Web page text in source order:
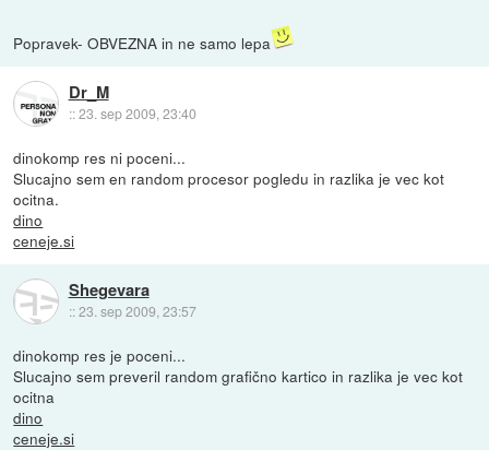
Popravek- OBVEZNA in ne samo lepa
Dr_M
::23. sep 2009, 23:40
dinokomp res ni poceni...
Slucajno sem en random procesor pogledu in razlika je vec kot
ocitna.
dino
ceneje.si
Shegevara
::23. sep 2009, 23:57
dinokomp res je poceni...
Slucajno sem preveril random grafično kartico in razlika je vec kot
ocitna
dino
ceneje.si